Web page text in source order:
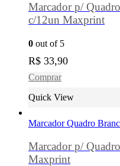
Marcador p/
c/12un Maxprint
0 out of 5
R$ 33,90
Comprar
Quick View
Marcador Quadro
Marcador p/
Maxprint